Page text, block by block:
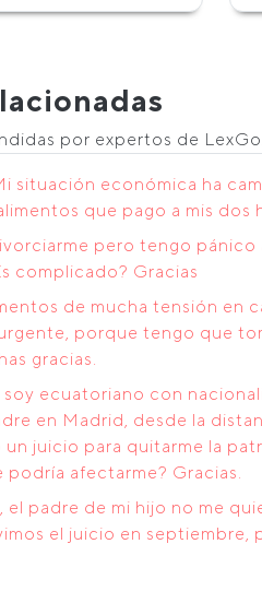
por expertos de
situación económica ha
que pago a mis dos
pero tengo
complicado? Gracias
de mucha tensión en
porque tengo que
gracias.
soy ecuatoriano con
en Madrid, desde la
un juicio para quitarme la
podría afectarme? Gracias.
el padre de mi hijo no me
el juicio en septiembre,